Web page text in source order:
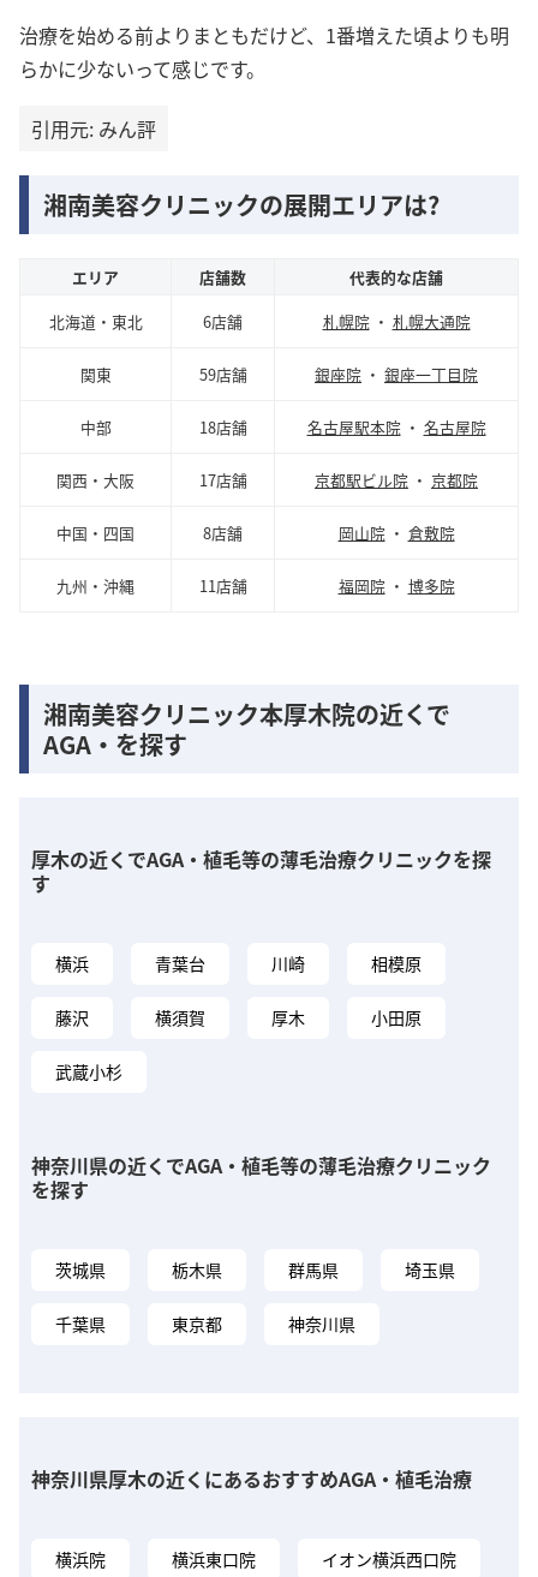
治療を始める前よりまともだけど、1番増えた頃よりも明
らかに少ないって感じです。
引用元: みん評
湘南美容クリニックの展開エリアは?
エリア 店舗数
代表的な店舗
北海道・東北
6店舗 札幌院 ・ 札幌大通院
関東 59店舗 銀座院 ・ 銀座一丁目院
中部 18店舗 名古屋駅本院 ・ 名古屋院
関西・大阪 17店舗 京都駅ビル院 ・ 京都院
中国・四国 8店舗 岡山院 ・ 倉敷院
九州・沖縄 11店舗 福岡院 ・ 博多院
湘南美容クリニック本厚木院の近くで
AGA・を探す
厚木の近くでAGA・植毛等の薄毛治療クリニックを探
す
横浜 青葉台 川崎 相模原
藤沢 横須賀 厚木 小田原
武蔵小杉
神奈川県の近くでAGA・植毛等の薄毛治療クリニック
を探す
茨城県 栃木県 群馬県 埼玉県
千葉県 東京都 神奈川県
神奈川県厚木の近くにあるおすすめAGA・植毛治療
横浜院 横浜東口院 イオン横浜西口院